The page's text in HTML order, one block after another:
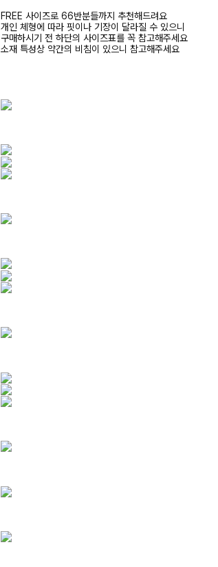
FREE 사이즈로 66반분들까지 추천해드려요
개인 체형에 따라 핏이나 기장이 달라질 수 있으니
구매하시기 전 하단의 사이즈표를 꼭 참고해주세요
소재 특성상 약간의 비침이 있으니 참고해주세요